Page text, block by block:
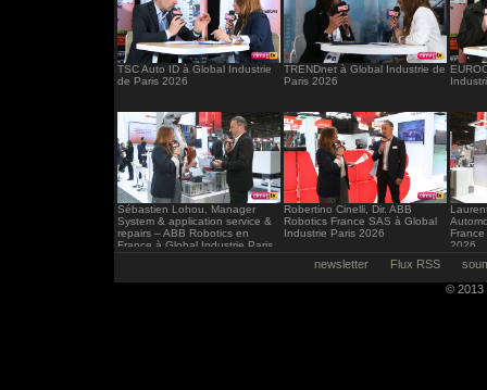
TSC Auto ID à Global Industrie
de Paris 2026
TRENDnet à Global Industrie de
Paris 2026
Sébastien Lohou, Manager
System & application service &
repairs – ABB Robotics en
France à Global Industrie Paris
Robertino Cinelli, Dir. ABB
Robotics France SAS à Global
Industrie Paris 2026
2026
newsletter Flux RSS
© 2013